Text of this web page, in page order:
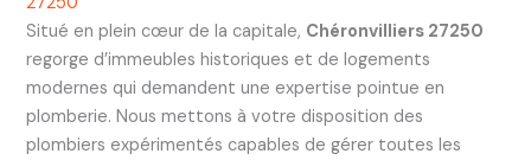
Situé en plein cœur de la capitale, Chéronvilliers 27250
regorge d’immeubles historiques et de logements
modernes qui demandent une expertise pointue en
plomberie. Nous mettons à votre disposition des
plombiers expérimentés capables de gérer toutes les